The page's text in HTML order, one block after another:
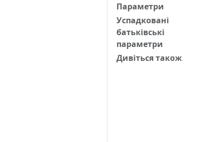
Параметри
Успадковані
батьківські
параметри
Дивіться також